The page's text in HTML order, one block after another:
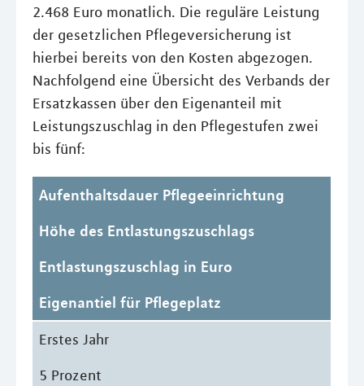
2.468 Euro monatlich. Die reguläre Leistung
der gesetzlichen Pflegeversicherung ist
hierbei bereits von den Kosten abgezogen.
Nachfolgend eine Übersicht des Verbands der
Ersatzkassen über den Eigenanteil mit
Leistungszuschlag in den Pflegestufen zwei
bis fünf:
Aufenthaltsdauer Pflegeeinrichtung
Höhe des Entlastungszuschlags
Entlastungszuschlag in Euro
Eigenantiel für Pflegeplatz
Erstes Jahr
5 Prozent